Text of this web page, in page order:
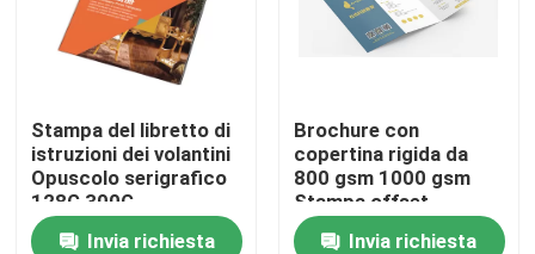
Casa
Chi siamo
Stampa del libretto di
istruzioni dei volantini
Opuscolo serigrafico
128G 300G
Invia richiesta
Brochure con
copertina rigida da
800 gsm 1000 gsm
Stampa offset
volantini
Invia richiesta